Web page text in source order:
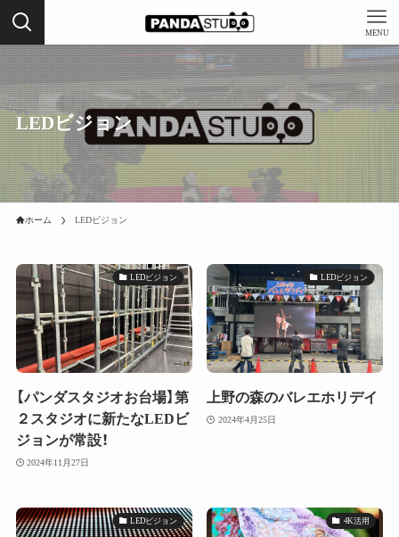
MENU
LEDビジョン
ホーム LEDビジョン
LEDビジョン
【パンダスタジオお台場】第
２スタジオに新たなLEDビ
ジョンが常設！
2024年11月27日
LEDビジョン
上野の森のバレエホリデイ
2024年4月25日
LEDビジョン 4K活用